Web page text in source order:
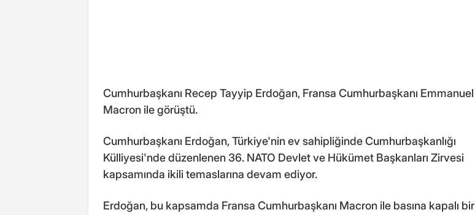
Cumhurbaşkanı Recep Tayyip Erdoğan, Fransa Cumhurbaşkanı Emmanuel
Macron ile görüştü.
Cumhurbaşkanı Erdoğan, Türkiye'nin ev sahipliğinde Cumhurbaşkanlığı
Külliyesi'nde düzenlenen 36. NATO Devlet ve Hükümet Başkanları Zirvesi
kapsamında ikili temaslarına devam ediyor.
Erdoğan, bu kapsamda Fransa Cumhurbaşkanı Macron ile basına kapalı bir